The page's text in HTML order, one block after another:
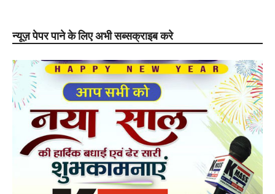
न्यूज़ पेपर पाने के लिए अभी सब्सक्राइब करे